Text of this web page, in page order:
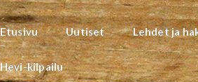
Etusivu Uutiset Lehdet ja
Hevi-kilpailu